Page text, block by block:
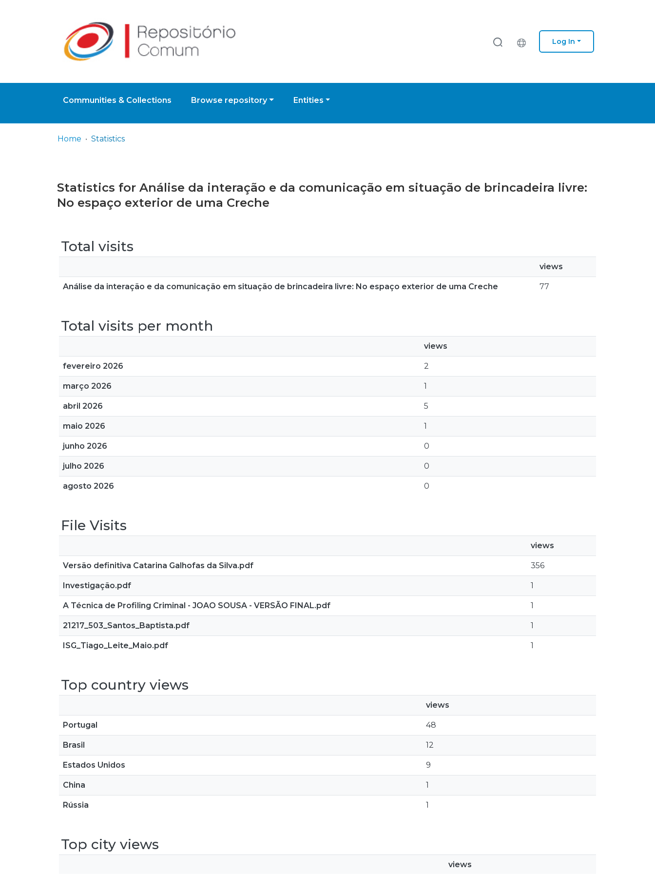
Log In
Communities & Collections Browse repository Entities
Home Statistics
Statistics for Análise da interação e da comunicação em situação de brincadeira livre:
No espaço exterior de uma Creche
Total visits
views
Análise da interação e da comunicação em situação de brincadeira livre: No espaço exterior de uma Creche 77
Total visits per month
views
fevereiro 2026 2
março 2026 1
abril 2026 5
maio 2026 1
junho 2026 0
julho 2026 0
agosto 2026 0
File Visits
views
Versão definitiva Catarina Galhofas da Silva.pdf 356
Investigação.pdf 1
A Técnica de Profiling Criminal - JOAO SOUSA - VERSÃO FINAL.pdf 1
21217_503_Santos_Baptista.pdf 1
ISG_Tiago_Leite_Maio.pdf 1
Top country views
views
Portugal 48
Brasil 12
Estados Unidos 9
China 1
Rússia 1
Top city views
views